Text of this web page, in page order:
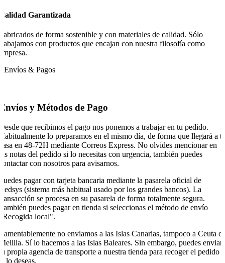
Garantizada
de forma sostenible y con materiales de calidad. Sólo
con productos que encajan con nuestra filosofía como
Envíos & Pagos
y Métodos de Pago
que recibimos el pago nos ponemos a trabajar en tu pedido.
lo preparamos en el mismo día, de forma que llegará a
en 48-72H mediante Correos Express. No olvides mencionar en
notas del pedido si lo necesitas con urgencia, también puedes
con nosotros para avisarnos.
pagar con tarjeta bancaria mediante la pasarela oficial de
(sistema más habitual usado por los grandes bancos). La
se procesa en su pasarela de forma totalmente segura.
puedes pagar en tienda si seleccionas el método de envío
local".
no enviamos a las Islas Canarias, tampoco a Ceuta o
Sí lo hacemos a las Islas Baleares. Sin embargo, puedes enviar
propia agencia de transporte a nuestra tienda para recoger el pedido
lo deseas.